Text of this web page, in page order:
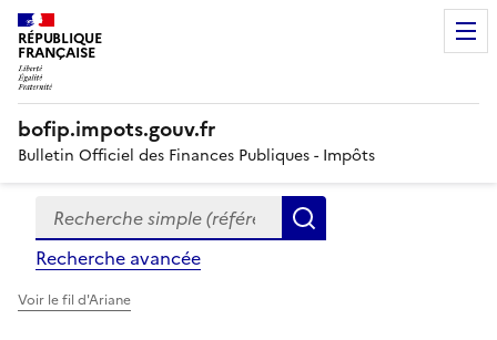
RÉPUBLIQUE
FRANÇAISE
bofip.impots.gouv.fr
Bulletin Officiel des Finances Publiques - Impôts
Formulaire
de
recherche
Recherche simple (références, mots clés, partie du
Recherche avancée
Voir le fil d'Ariane